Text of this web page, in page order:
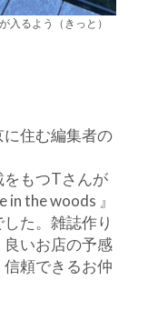
入るよう（きっと）
住む編集者の
をもつTさんが
the woods 』
た。雑誌作り
いお店の予感
頼できるお仲